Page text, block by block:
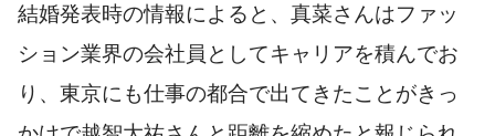
結婚発表時の情報によると、真菜さんはファッ
ション業界の会社員としてキャリアを積んでお
り、東京にも仕事の都合で出てきたことがきっ